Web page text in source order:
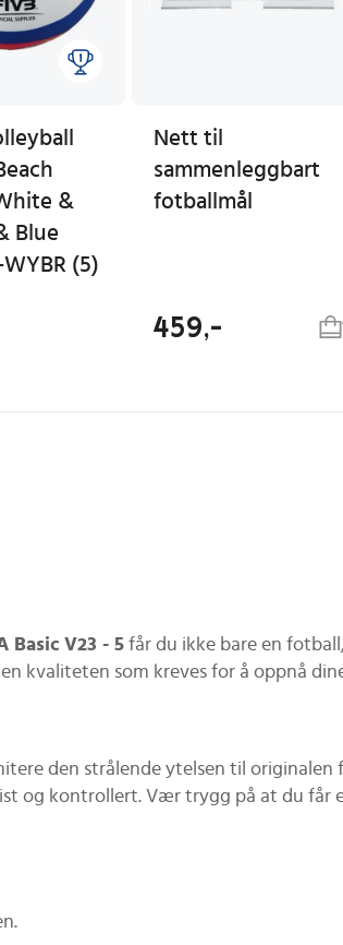
&
Blue
WYBR (5)
Nett til
sammenleggbart
fotballmål
459,-
Basic V23 - 5 får du ikke bare en
kvaliteten som kreves for å oppnå
den strålende ytelsen til originalen
og kontrollert. Vær trygg på at du får